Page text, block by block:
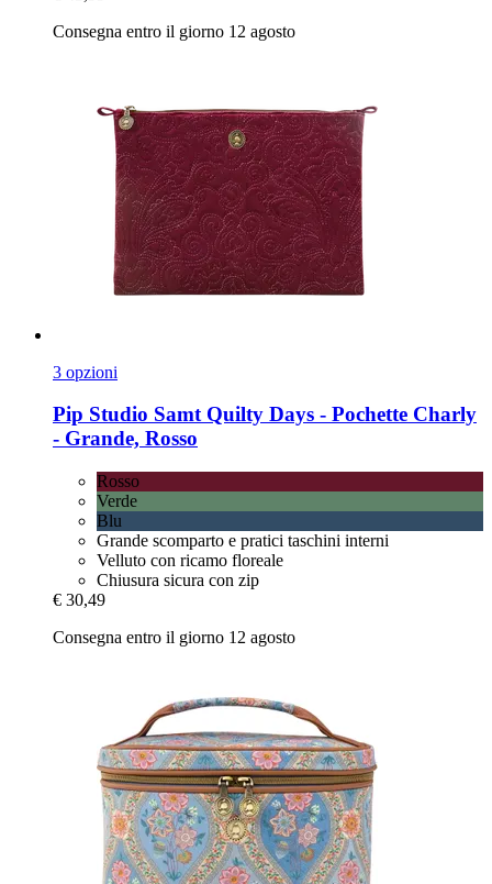
Consegna entro il giorno 12 agosto
3 opzioni
Pip Studio Samt Quilty Days -​ Pochette Charly
-​ Grande, Rosso
Rosso
Verde
Blu
Grande scomparto e pratici taschini interni
Velluto con ricamo floreale
Chiusura sicura con zip
€ 30,49
Consegna entro il giorno 12 agosto